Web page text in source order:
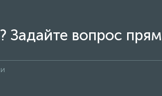
Задайте вопрос